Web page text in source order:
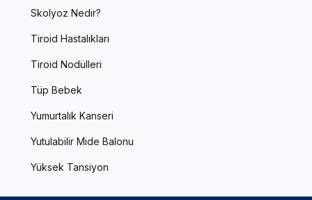
Skolyoz Nedir?
Tiroid Hastalıkları
Tiroid Nodülleri
Tüp Bebek
Yumurtalık Kanseri
Yutulabilir Mide Balonu
Yüksek Tansiyon